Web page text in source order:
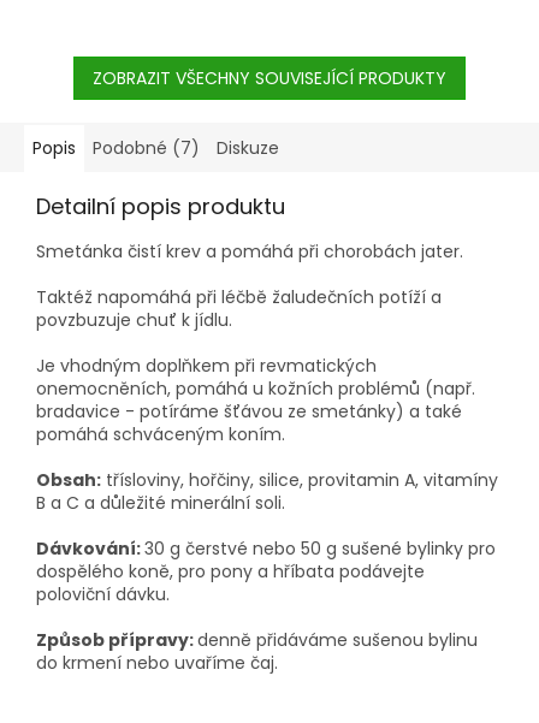
ZOBRAZIT VŠECHNY SOUVISEJÍCÍ PRODUKTY
Popis Podobné (7) Diskuze
Detailní popis produktu
Smetánka čistí krev a pomáhá při chorobách jater.
Taktéž napomáhá při léčbě žaludečních potíží a
povzbuzuje chuť k jídlu.
Je vhodným doplňkem při revmatických
onemocněních, pomáhá u kožních problémů (např.
bradavice - potíráme šťávou ze smetánky) a také
pomáhá schváceným koním.
Obsah: třísloviny, hořčiny, silice, provitamin A, vitamíny
B a C a důležité minerální soli.
Dávkování:30 g čerstvé nebo 50 g sušené bylinky pro
dospělého koně, pro pony a hříbata podávejte
poloviční dávku.
Způsob přípravy:denně přidáváme sušenou bylinu
do krmení nebo uvaříme čaj.